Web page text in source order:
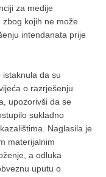
za medije
kojih ne može
intendanata prije
istaknula da su
o razrješenju
upozorivši da se
sukladno
Naglasila je
materijalnim
a odluka
uputu o